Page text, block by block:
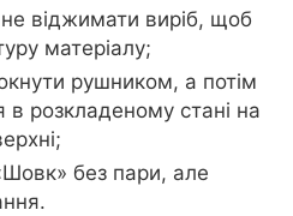
віджимати виріб, щоб
матеріалу;
рушником, а потім
в розкладеному стані на
без пари, але